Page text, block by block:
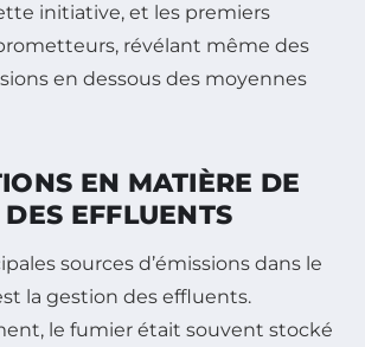
initiative, et les premiers
révélant même des
en dessous des moyennes
EN MATIÈRE DE
EFFLUENTS
sources d’émissions dans le
la gestion des effluents.
le fumier était souvent stocké